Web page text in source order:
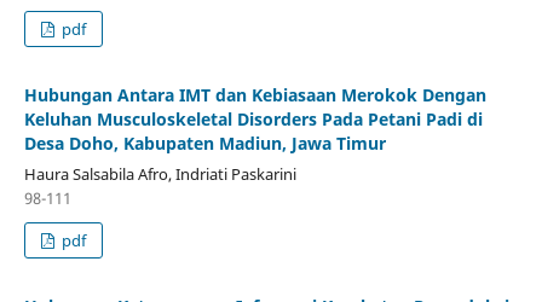
pdf
Hubungan Antara IMT dan Kebiasaan Merokok Dengan
Keluhan Musculoskeletal Disorders Pada Petani Padi di
Desa Doho, Kabupaten Madiun, Jawa Timur
Haura Salsabila Afro, Indriati Paskarini
98-111
pdf